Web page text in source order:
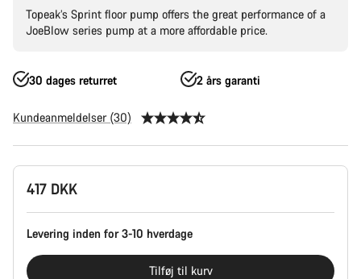
Topeak’s Sprint floor pump offers the great performance of a
JoeBlow series pump at a more affordable price.
30 dages returret 2 års garanti
Kundeanmeldelser (30)
Produktkonfiguration
417 DKK
Levering inden for 3-10 hverdage
Tilføj til kurv